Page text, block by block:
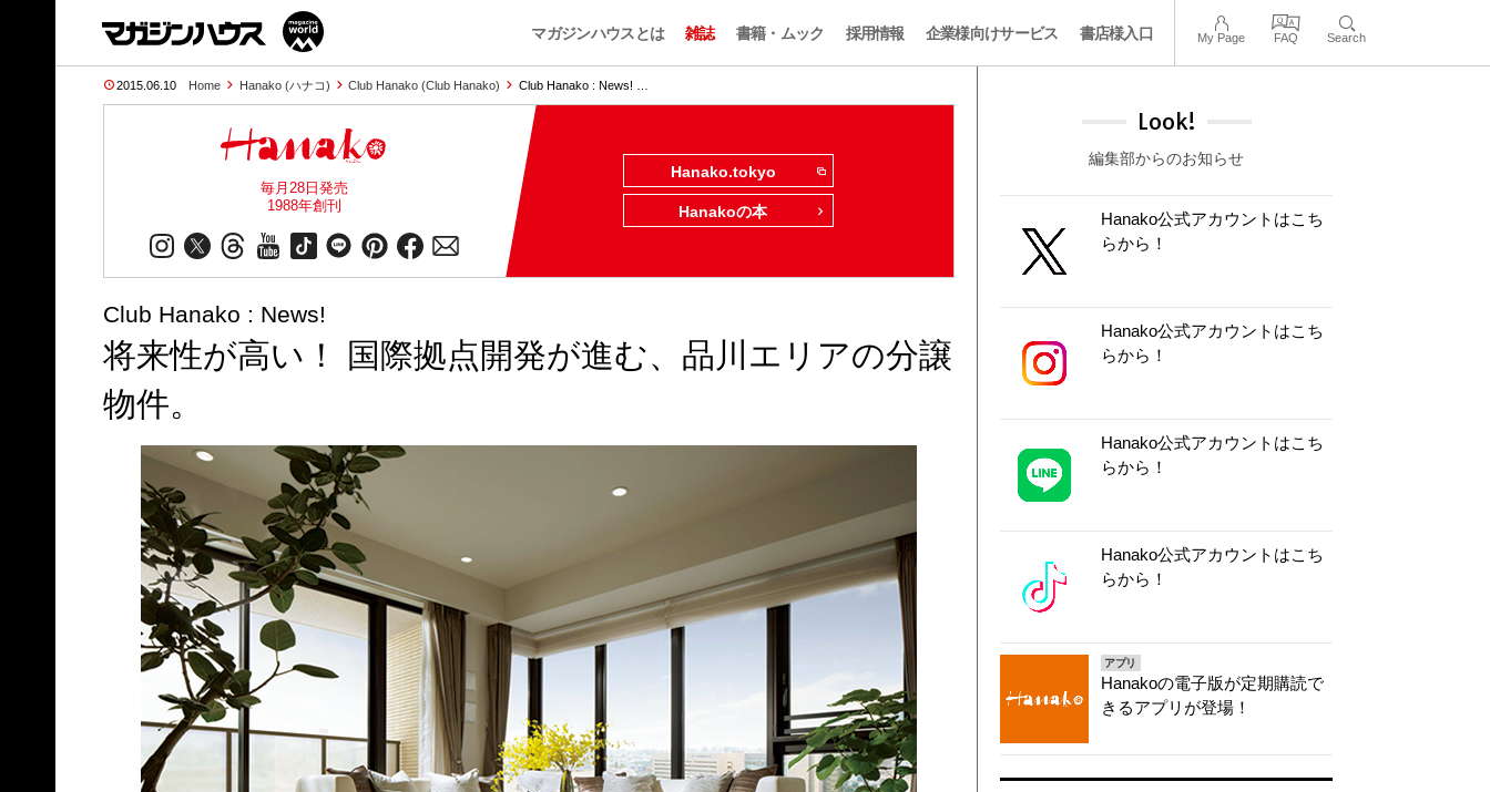
マガジンハウスとは 雑誌 書籍・ムック 採用情報 企業様向けサービス 書店様入口 My Page FAQ Search
2015.06.10 Home Hanako (ハナコ) Club Hanako (Club Hanako) Club Hanako : News! …
毎月28日発売
1988年創刊
Hanako.tokyo
Hanakoの本
Club Hanako : News!
将来性が高い！ 国際拠点開発が進む、品川エリアの分譲
物件。
Look!
編集部からのお知らせ
Hanako公式アカウントはこち
らから！
Hanako公式アカウントはこち
らから！
Hanako公式アカウントはこち
らから！
Hanako公式アカウントはこち
らから！
アプリ
Hanakoの電子版が定期購読で
きるアプリが登場！